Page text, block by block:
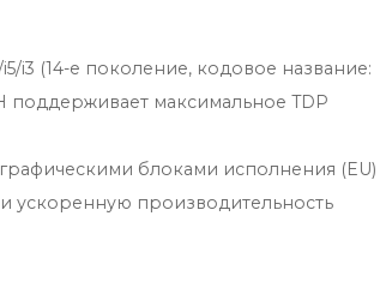
i3 (14-е поколение, кодовое название:
поддерживает максимальное TDP
блоками исполнения (EU)
ускоренную производительность